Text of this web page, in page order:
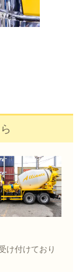
け付けており